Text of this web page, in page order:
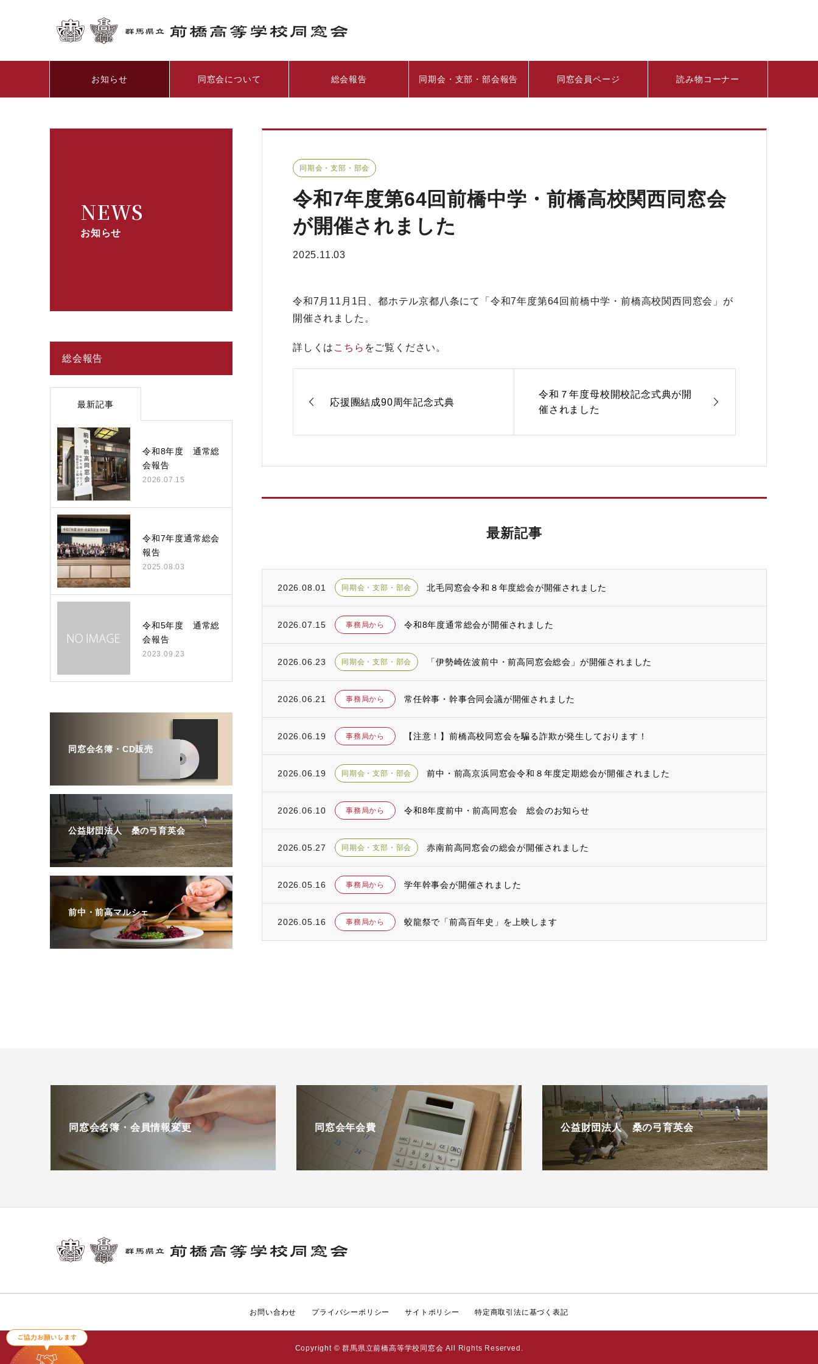
お知らせ 同窓会について 総会報告 同期会・支部・部会報告 同窓会員ページ 読み物コーナー
NEWS
お知らせ
同期会・支部・部会
令和7年度第64回前橋中学・前橋高校関西同窓会
が開催されました
2025.11.03
令和7月11月1日、都ホテル京都八条にて「令和7年度第64回前橋中学・前橋高校関西同窓会」が
開催されました。
詳しくは こちら をご覧ください。
応援團結成90周年記念式典
令和７年度母校開校記念式典が開
催されました
最新記事
2026.08.01 同期会・支部・部会 北毛同窓会令和８年度総会が開催されました
2026.07.15 事務局から 令和8年度通常総会が開催されました
2026.06.23 同期会・支部・部会 「伊勢崎佐波前中・前高同窓会総会」が開催されました
2026.06.21 事務局から 常任幹事・幹事合同会議が開催されました
2026.06.19 事務局から 【注意！】前橋高校同窓会を騙る詐欺が発生しております！
2026.06.19 同期会・支部・部会 前中・前高京浜同窓会令和８年度定期総会が開催されました
2026.06.10 事務局から 令和8年度前中・前高同窓会 総会のお知らせ
2026.05.27 同期会・支部・部会 赤南前高同窓会の総会が開催されました
2026.05.16 事務局から 学年幹事会が開催されました
2026.05.16 事務局から 蛟龍祭で「前高百年史」を上映します
総会報告
最新記事
令和8年度 通常総
会報告
2026.07.15
令和7年度通常総会
報告
2025.08.03
令和5年度 通常総
会報告
2023.09.23
同窓会名簿・CD販売
公益財団法人 桑の弓育英会
前中・前高マルシェ
同窓会名簿・会員情報変更 同窓会年会費 公益財団法人 桑の弓育英会
お問い合わせ プライバシーポリシー サイトポリシー 特定商取引法に基づく表記
Copyright © 群馬県立前橋高等学校同窓会 All Rights Reserved.